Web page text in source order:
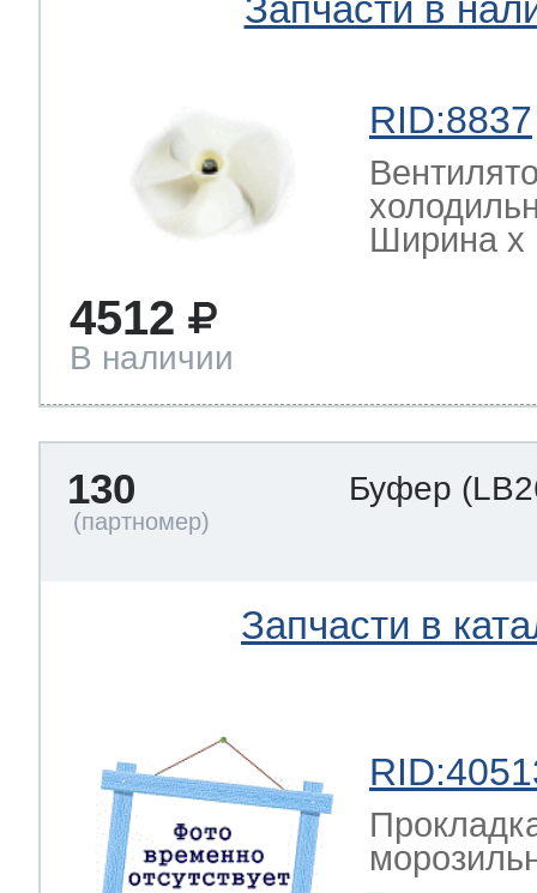
Запчасти в
RID:8837
Ширина х
4512
В наличии
130 Буфер
Запчасти в